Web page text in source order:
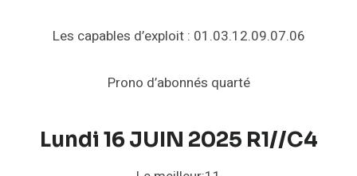
Les capables d’exploit : 01.03.12.09.07.06
Prono d’abonnés quarté
Lundi 16 JUIN 2025 R1//C4